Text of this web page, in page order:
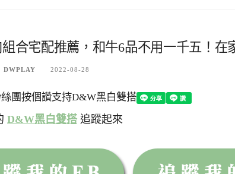
合宅配推薦，和牛6品不用一千五！在
DWPLAY 2022-08-28
團按個讚支持D&W黑白雙搭
D&W黑白雙搭 追蹤起來